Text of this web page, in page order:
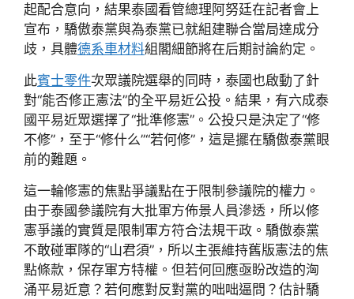
起配合意向，結果泰國看管總理阿努廷在記者會上
宣布，驕傲泰黨與為泰黨已就組建聯合當局達成分
歧，具體德系車材料組閣細節將在后期討論約定。
此賓士零件次眾議院選舉的同時，泰國也啟動了針
對“能否修正憲法”的全平易近公投。結果，有六成泰
國平易近眾選擇了“批準修憲”。公投只是決定了“修
不修”，至于“修什么”“若何修”，這是擺在驕傲泰黨眼
前的難題。
這一輪修憲的焦點爭議點在于限制參議院的權力。
由于泰國參議院有大批軍方佈景人員滲透，所以修
憲爭議的實質是限制軍方符合法規干政。驕傲泰黨
不敢碰軍隊的“山君須”，所以主張維持舊版憲法的焦
點條款，保存軍方特權。但若何回應亟盼改造的洶
涌平易近意？若何應對反對黨的咄咄逼問？估計驕